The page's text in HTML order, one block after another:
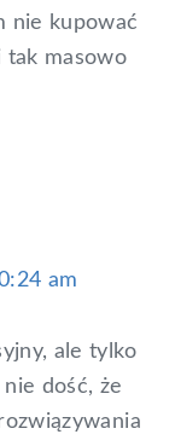
nie kupować
tak masowo
am
ale tylko
dość, że